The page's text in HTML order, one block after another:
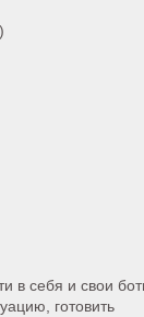
в себя и свои
готовить